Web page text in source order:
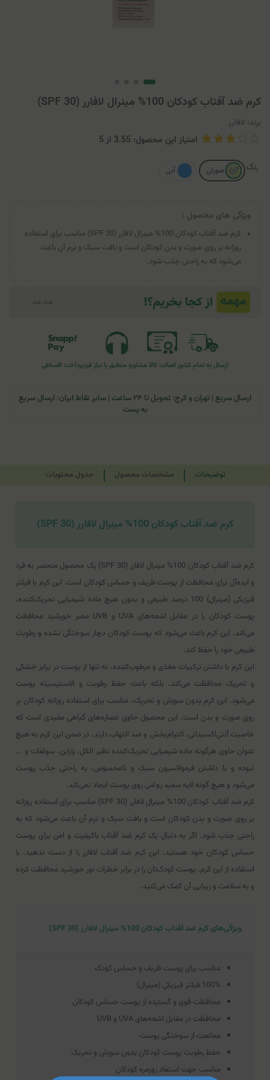
کرم ضد آفتاب کودکان 100% مینرال لافارر (SPF 30)
برند: لافارر
امتیاز این محصول: 3.55 از 5
رنگ صورتی آبی
ویژگی های محصول :
کرم ضد آفتاب کودکان 100% مینرال لافارر (SPF 30) مناسب برای استفاده
روزانه بر روی صورت و بدن کودکان است و بافت سبک و نرم آن باعث
می‌شود که به راحتی جذب شود.
ارسال به تمام کشوراصالت کالا مشاوره منطبق با نیاز فردپرداخت اقساطی
ارسال سریع | تهران و کرج: تحویل تا ۲۴ ساعت | سایر نقاط ایران: ارسال سریع
به پست
توضیحات مشخصات محصول جدول محتویات
کرم ضد آفتاب کودکان 100% مینرال لافارر (SPF 30)
کرم ضد آفتاب کودکان 100% مینرال لافارر (SPF 30) یک محصول منحصر به فرد
و ایده‌آل برای محافظت از پوست ظریف و حساس کودکان است. این کرم با فیلتر
فیزیکی (مینرال) 100 درصد طبیعی و بدون هیچ ماده شیمیایی تحریک‌کننده،
پوست کودکان را در مقابل اشعه‌های UVA و UVB مضر خورشید محافظت
می‌کند. این کرم باعث می‌شود که پوست کودکان دچار سوختگی نشده و رطوبت
طبیعی خود را حفظ کند.
این کرم با داشتن ترکیبات مغذی و مرطوب‌کننده، نه تنها از پوست در برابر خشکی
و تحریک محافظت می‌کند، بلکه باعث حفظ رطوبت و الاستیسیته پوست
می‌شود. این کرم بدون سوزش و تحریک، مناسب برای استفاده روزانه کودکان بر
روی صورت و بدن است. این محصول حاوی عصاره‌های گیاهی مفیدی است که
خاصیت آنتی‌اکسیدانی، التیام‌بخش و ضد التهاب دارند. در ضمن این کرم به هیچ
عنوان حاوی هرگونه ماده شیمیایی تحریک‌کننده نظیر الکل، پارابن، سولفات و ...
نبوده و با داشتن فرمولاسیون سبک و نامحسوس، به راحتی جذب پوست
می‌شود و هیچ گونه لایه سفید روغنی روی پوست ایجاد نمی‌کند.
کرم ضد آفتاب کودکان 100% مینرال لافارر (SPF 30) مناسب برای استفاده روزانه
بر روی صورت و بدن کودکان است و بافت سبک و نرم آن باعث می‌شود که به
راحتی جذب شود. اگر به دنبال یک کرم ضد آفتاب باکیفیت و امن برای پوست
حساس کودکان خود هستید، این کرم ضد آفتاب لافارر را از دست ندهید. با
استفاده از این کرم، پوست کودک‌تان را در برابر خطرات نور خورشید محافظت کرده
و به سلامت و زیبایی آن کمک می‌کنید.
ویژگی‌های کرم ضد آفتاب کودکان 100% مینرال لافارر (SPF 30)
مناسب برای پوست ظریف و حساس کودک
100% فیلتر فیزیکی (مینرال)
محافظت قوی و گسترده از پوست حساس کودکان
محافظت در مقابل اشعه‌های UVA و UVB
ممانعت از سوختگی پوست
حفظ رطوبت پوست کودکان بدون سوزش و تحریک
مناسب جهت استفاد روزمره کودکان